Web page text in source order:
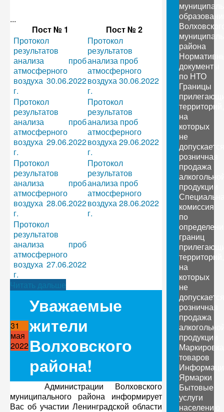
...
Пост № 1
Пост № 2
Протокол
результатов
анализа проб
атмосферного
воздуха 30.06.2022
г.
Протокол
результатов
анализа проб
атмосферного
воздуха 30.06.2022
г.
Протокол
результатов
анализа проб
атмосферного
воздуха 29.06.2022
г.
Протокол
результатов
анализа проб
атмосферного
воздуха 29.06.2022
г.
Протокол
результатов
анализа проб
атмосферного
воздуха 28.06.2022
г.
Протокол
результатов
анализа проб
атмосферного
воздуха 28.06.2022
г.
Протокол
результатов
анализа проб
атмосферного
воздуха 27.06.2022
г.
Читать дальше
31
мая
2022
Уважаемые
жители
Волховского
района!
Администрации Волховского
муниципального района информирует
Вас об участии Ленинградской области
района
документы
по НТО
Границы
территорий,
на
которых
не
допускается
розничная
продажа
продукции
комиссия
по
границ
территорий,
на
которых
не
допускается
розничная
продажа
продукции
Маркировка
товаров
Ярмарки
Бытовые
услуги
населению